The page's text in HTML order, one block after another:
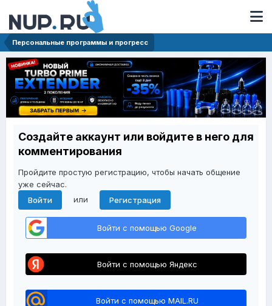
Персональные программы и прогресс
Создайте аккаунт или войдите в него для
комментирования
Пройдите простую регистрацию, чтобы начать общение
уже сейчас.
Войти
или Регистрация
Войти с помощью Google
Войти с помощью Яндекс
Войти с помощью MAIL.RU